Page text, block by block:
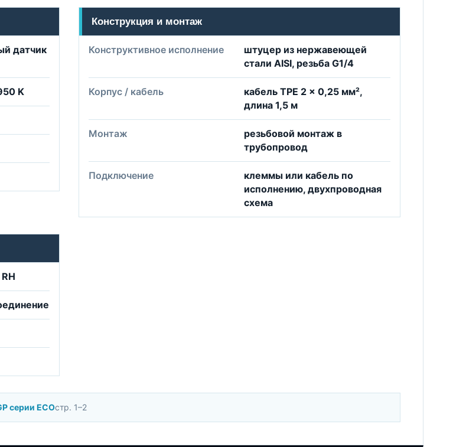
датчик
K
Конструкция и монтаж
Конструктивное исполнение
штуцер из нержавеющей
стали AISI, резьба G1/4
Корпус / кабель
кабель TPE 2 × 0,25 мм²,
длина 1,5 м
Монтаж
резьбовой монтаж в
трубопровод
Подключение
клеммы или кабель по
исполнению, двухпроводная
схема
серии ECOстр. 1–2